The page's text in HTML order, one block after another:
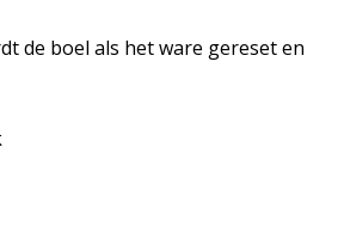
de boel als het ware gereset en